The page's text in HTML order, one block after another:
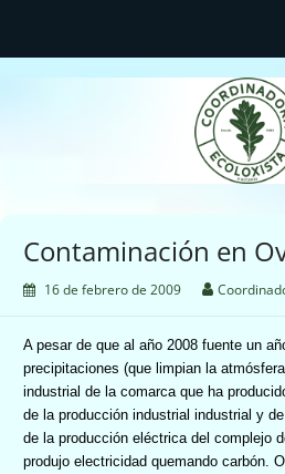
Coordinadora
Contaminación en
16 de febrero de 2009
A pesar de que al año 2008 fuente un
precipitaciones (que limpian la
industrial de la comarca que ha
de la producción industrial industrial y
de la producción eléctrica del complejo
produjo electricidad quemando carbón.